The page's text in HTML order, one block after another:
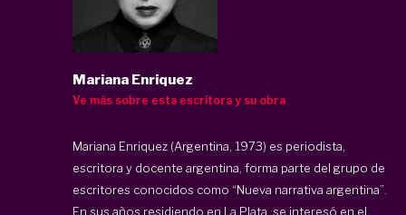
Mariana Enriquez
Ve más sobre esta escritora y su obra
Mariana Enriquez (Argentina, 1973) es periodista,
escritora y docente argentina, forma parte del grupo de
escritores conocidos como “Nueva narrativa argentina”.
En sus años residiendo en La Plata, se interesó en el